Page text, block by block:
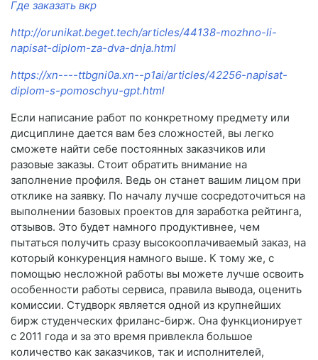
Где заказать вкр
http://orunikat.beget.tech/articles/44138-mozhno-li-
napisat-diplom-za-dva-dnja.html
https://xn----ttbgni0a.xn--p1ai/articles/42256-napisat-
diplom-s-pomoschyu-gpt.html
Если написание работ по конкретному предмету или
дисциплине дается вам без сложностей, вы легко
сможете найти себе постоянных заказчиков или
разовые заказы. Стоит обратить внимание на
заполнение профиля. Ведь он станет вашим лицом при
отклике на заявку. По началу лучше сосредоточиться на
выполнении базовых проектов для заработка рейтинга,
отзывов. Это будет намного продуктивнее, чем
пытаться получить сразу высокооплачиваемый заказ, на
который конкуренция намного выше. К тому же, с
помощью несложной работы вы можете лучше освоить
особенности работы сервиса, правила вывода, оценить
комиссии. Студворк является одной из крупнейших
бирж студенческих фриланс-бирж. Она функционирует
с 2011 года и за это время привлекла большое
количество как заказчиков, так и исполнителей,